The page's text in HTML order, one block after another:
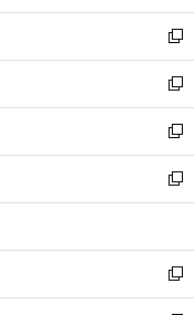
開
く
ウ
で
開
く
ン
ド
ウ
で
開
く
ウ
ィ
ン
ド
ウ
で
開
く
し
い
ウ
ィ
ン
ド
ウ
で
開
新
し
い
ウ
ィ
ン
ド
ウ
開
く
新
し
い
ウ
ィ
ン
ウ
で
開
新
し
い
ウ
ン
ド
ウ
新
し
ウ
ィ
ン
新
し